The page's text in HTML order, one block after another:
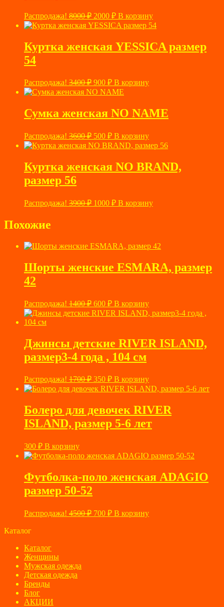
Распродажа! 8000₽ Первоначальная
цена
составляла
8000 ₽.
2000 ₽Текущая
цена:
В корзину
Куртка женская YESSICA размер
54
Распродажа! 3400₽ Первоначальная
цена
составляла
3400 ₽.
900 ₽Текущая
цена:
В корзину
Сумка женская NO NAME
Распродажа! 3600₽ Первоначальная
цена
составляла
3600 ₽.
500 ₽Текущая
цена:
В корзину
Куртка женская NO BRAND,
размер 56
Распродажа! 3900₽ Первоначальная
1000 ₽Текущая
цена:
В корзину
Похожие
Шорты женские ESMARA, размер
42
Распродажа! 1400₽ Первоначальная
цена
составляла
600 ₽Текущая
цена:
В корзину
Джинсы детские RIVER ISLAND,
размер3-4 года , 104 см
Распродажа! 1700₽ Первоначальная
цена
350 ₽Текущая
цена:
В корзину
Болеро для девочек RIVER
ISLAND, размер 5-6 лет
300 ₽ В корзину
Футболка-поло женская ADAGIO
размер 50-52
Распродажа! 4500₽ Первоначальная
700 ₽Текущая
цена:
В корзину
Каталог
Каталог
Женщины
Мужская одежда
Детская одежда
Бренды
Блог
АКЦИИ